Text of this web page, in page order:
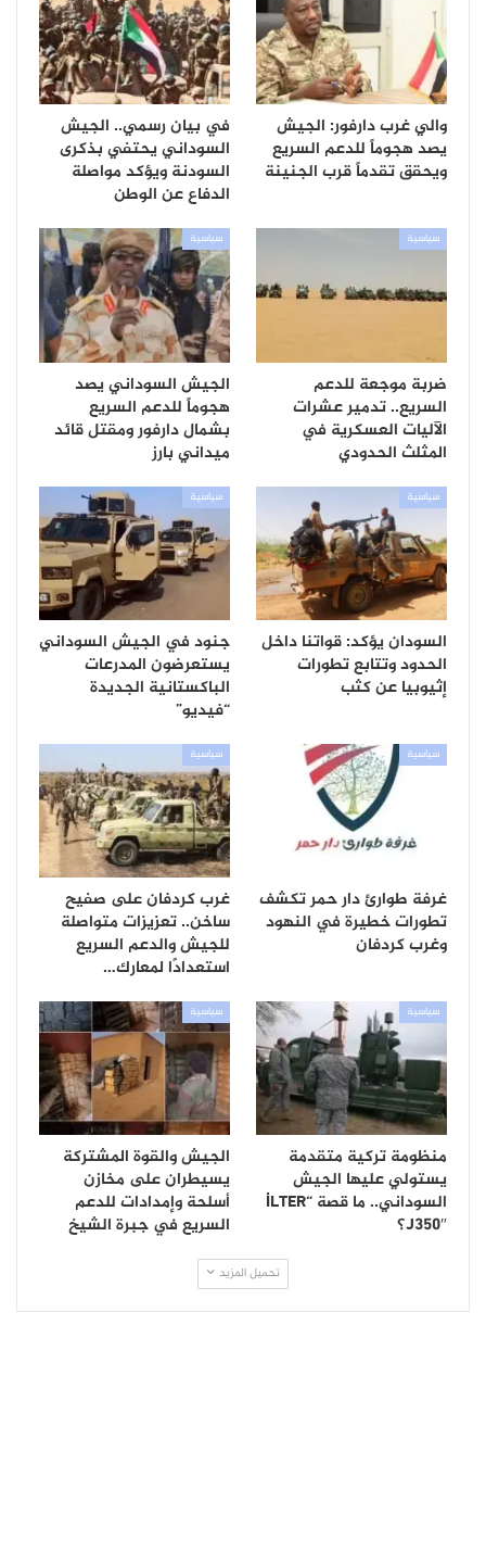
والي غرب دارفور: الجيش
يصد هجوماً للدعم السريع
ويحقق تقدماً قرب الجنينة
في بيان رسمي.. الجيش
السوداني يحتفي بذكرى
السودنة ويؤكد مواصلة
الدفاع عن الوطن
سياسية
ضربة موجعة للدعم
السريع.. تدمير عشرات
الآليات العسكرية في
المثلث الحدودي
سياسية
الجيش السوداني يصد
هجوماً للدعم السريع
بشمال دارفور ومقتل قائد
ميداني بارز
سياسية
السودان يؤكد: قواتنا داخل
الحدود وتتابع تطورات
إثيوبيا عن كثب
سياسية
جنود في الجيش السوداني
يستعرضون المدرعات
الباكستانية الجديدة
“فيديو”
سياسية
غرفة طوارئ دار حمر تكشف
تطورات خطيرة في النهود
وغرب كردفان
سياسية
غرب كردفان على صفيح
ساخن.. تعزيزات متواصلة
للجيش والدعم السريع
استعدادًا لمعارك…
سياسية
منظومة تركية متقدمة
يستولي عليها الجيش
السوداني.. ما قصة “İLTER
J350″؟
سياسية
الجيش والقوة المشتركة
يسيطران على مخازن
أسلحة وإمدادات للدعم
السريع في جبرة الشيخ
تحميل المزيد